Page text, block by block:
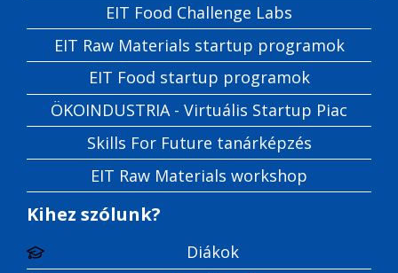
EIT Food Challenge Labs
EIT Raw Materials startup programok
EIT Food startup programok
ÖKOINDUSTRIA - Virtuális Startup Piac
Skills For Future tanárképzés
EIT Raw Materials workshop
Kihez szólunk?
Diákok